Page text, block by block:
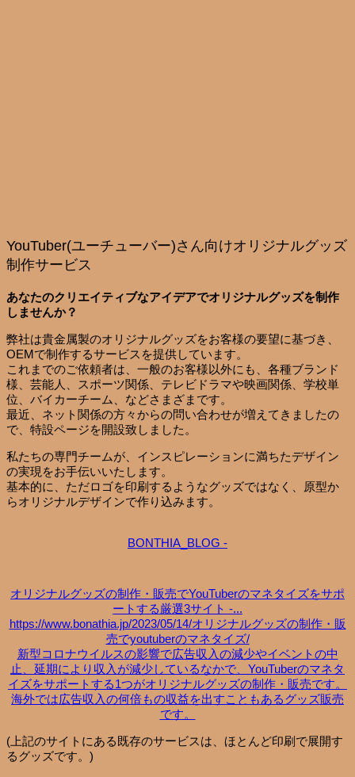
YouTuber(ユーチューバー)さん向けオリジナルグッズ
制作サービス
あなたのクリエイティブなアイデアでオリジナルグッズを制作
しませんか？
弊社は貴金属製のオリジナルグッズをお客様の要望に基づき、
OEMで制作するサービスを提供しています。
これまでのご依頼者は、一般のお客様以外にも、各種ブランド
様、芸能人、スポーツ関係、テレビドラマや映画関係、学校単
位、バイカーチーム、などさまざまです。
最近、ネット関係の方々からの問い合わせが増えてきましたの
で、特設ページを開設致しました。
私たちの専門チームが、インスピレーションに満ちたデザイン
の実現をお手伝いいたします。
基本的に、ただロゴを印刷するようなグッズではなく、原型か
らオリジナルデザインで作り込みます。
BONTHIA_BLOG -
オリジナルグッズの制作・販売でYouTuberのマネタイズをサポ
ートする厳選3サイト -...
https://www.bonathia.jp/2023/05/14/オリジナルグッズの制作・販
売でyoutuberのマネタイズ/
新型コロナウイルスの影響で広告収入の減少やイベントの中
止、延期により収入が減少しているなかで、YouTuberのマネタ
イズをサポートする1つがオリジナルグッズの制作・販売です。
海外では広告収入の何倍もの収益を出すこともあるグッズ販売
です。
(上記のサイトにある既存のサービスは、ほとんど印刷で展開す
るグッズです。)